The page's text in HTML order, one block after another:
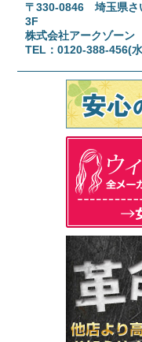
〒330-0846 埼玉県さ
3F
株式会社アークゾーン
TEL：0120-388-456(